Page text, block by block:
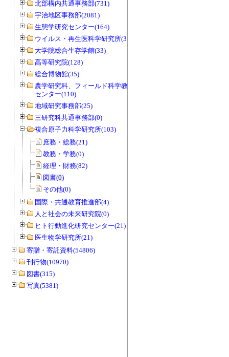
北部構内共通事務部(731)
宇治地区事務部(2081)
生態学研究センター(164)
ウイルス・再生医科学研究所(34)
大学院総合生存学館(33)
高等研究院(128)
総合博物館(35)
農学研究科、フィールド科学教育研究
センター(110)
地域研究事務部(25)
三研究科共通事務部(0)
複合原子力科学研究所(103)
庶務・総務(21)
教務・学務(0)
経理・財務(82)
図書(0)
その他(0)
国際・共通教育推進部(4)
人と社会の未来研究院(0)
ヒト行動進化研究センター(21)
医生物学研究所(21)
寄贈・寄託資料(54806)
刊行物(10970)
図書(315)
写真(5381)